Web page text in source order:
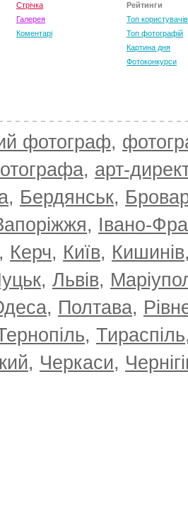
Стрічка
Галерея
Коментарі
Рейтинги
Топ користувачів
Топ фотографій
Картина дня
Фотоконкурси
фотограф,
, арт-
, Бердянськ,
, Івано-
, Керч, Київ, Кишинів
, Львів,
, Полтава,
, Тираспіль
, Черкаси,